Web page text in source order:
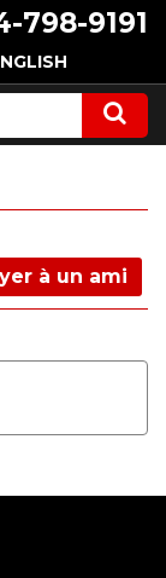
798-9191
à un ami